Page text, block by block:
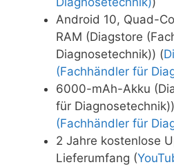
Android 10, Quad-
RAM (Diagstore
Diagnosetechnik)) (
(Fachhändler für
6000-mAh-Akku
für
(Fachhändler für
2 Jahre kostenlose
Lieferumfang (